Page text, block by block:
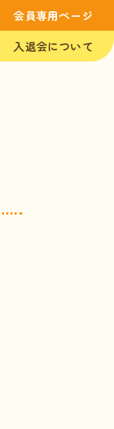
会員専用ページ
入退会について